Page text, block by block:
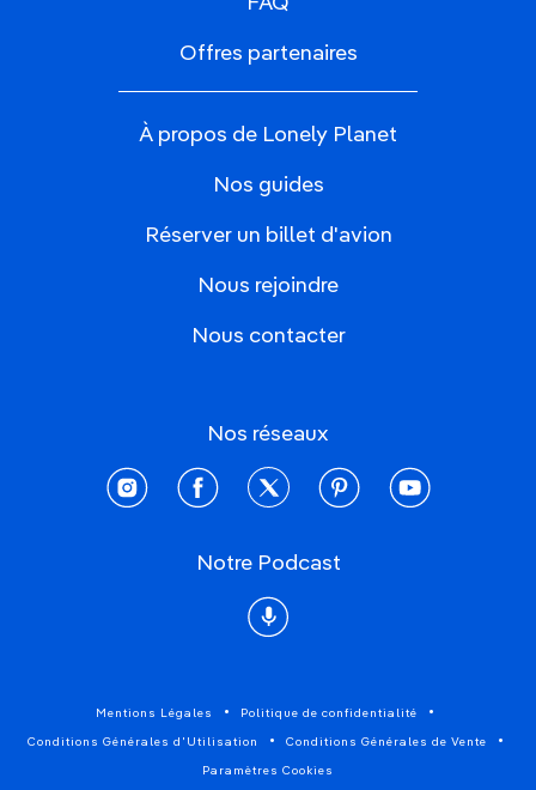
Offres partenaires
À propos de Lonely Planet
Nos guides
Réserver un billet d'avion
Nous rejoindre
Nous contacter
Nos réseaux
instagramfacebooktwitter pinterestyoutube
Notre Podcast
Podcast
Mentions Légales Politique de confidentialité
Conditions Générales d'Utilisation Conditions Générales de Vente
Paramètres Cookies